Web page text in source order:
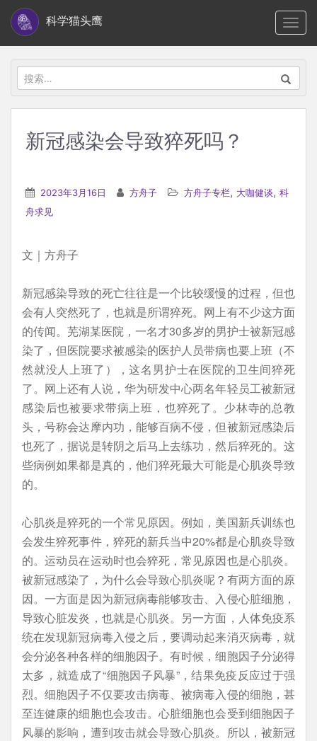
i
科学猫头鹰
搜
索：
新冠感染会导致猝死吗？
2023年3月16日 方舟子 方舟子专栏, 大咖健谈, 科
舟求见
文｜方舟子
新冠感染导致的死亡往往是一个比较缓慢的过程，但也
会有人突然死了，也就是所谓猝死。网上有不少这方面
的传闻。芜湖某医院，一名才30多岁的男护士被新冠感
染了，但医院要求被感染的医护人员带病也要上班（不
然就没人上班了），这名男护士在医院的卫生间猝死
了。网上还有人说，华为研发中心两名年轻员工被新冠
感染后也被要求带病上班，也猝死了。少林寺的总教
头，号称会达摩内功，能够百病不侵，但被新冠感染后
也死了，据说是转阴之后马上去练功，然后猝死的。这
些病例如果都是真的，他们猝死最大可能是心肌炎导致
的。
心肌炎是猝死的一个常见原因。例如，美国新兵训练也
会发生猝死事件，猝死的新兵当中20%都是心肌炎导致
的。运动员在运动时也会猝死，常见原因也是心肌炎。
被新冠感染了，为什么会导致心肌炎呢？有两方面的原
因。一方面是因为新冠病毒能够攻击、入侵心脏细胞，
导致心脏发炎，也就是心肌炎。另一方面，人体免疫系
统在发现新冠病毒入侵之后，要调动起来消灭病毒，就
会分泌各种各样的细胞因子。有时候，细胞因子分泌得
太多，就造成了“细胞因子风暴”，结果免疫反应过于强
烈。细胞因子不仅要攻击病毒、被病毒入侵的细胞，甚
至连健康的细胞也会攻击。心脏细胞也会受到细胞因子
风暴的影响，遭到攻击就会导致心肌炎。所以，被新冠